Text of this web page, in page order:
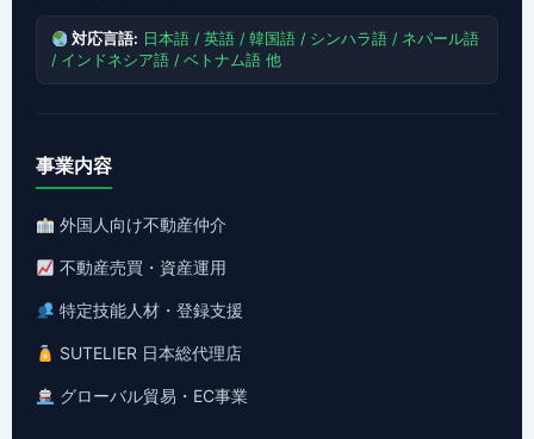
対応言語: 日本語 / 英語 / 韓国語 / シンハラ語 / ネパール語
/ インドネシア語 / ベトナム語 他
事業内容
外国人向け不動産仲介
不動産売買・資産運用
特定技能人材・登録支援
SUTELIER 日本総代理店
グローバル貿易・EC事業